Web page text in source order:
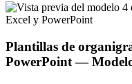
Plantillas de
PowerPoint—